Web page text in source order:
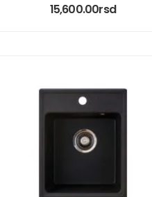
15,600.00rsd